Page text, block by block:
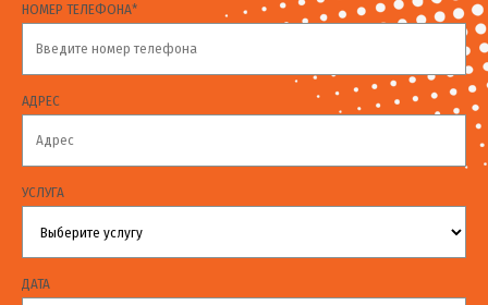
НОМЕР ТЕЛЕФОНА*
АДРЕС
УСЛУГА
ДАТА